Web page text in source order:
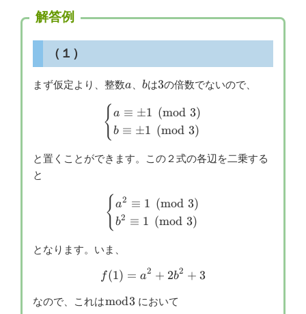
解答例
（１）
まず仮定より、整数a
a b
bは3
3の倍数でないので、
\begin{cases} a \equiv
{ a ≡ ±1 (mod 3)
b ≡ ±1 (mod 3)
と置くことができます。この２式の各辺を二乗する
と
\begin{cases} a^2 \equiv
{ a2 ≡ 1 (mod 3)
b2 ≡ 1 (mod 3)
となります。いま、
f(1)=a^2+2b^2+3
f(1) = a2 + 2b2 + 3
なので、これは\bmod{3}
mod3 において